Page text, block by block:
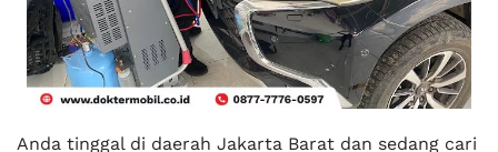
Anda tinggal di daerah Jakarta Barat dan sedang cari